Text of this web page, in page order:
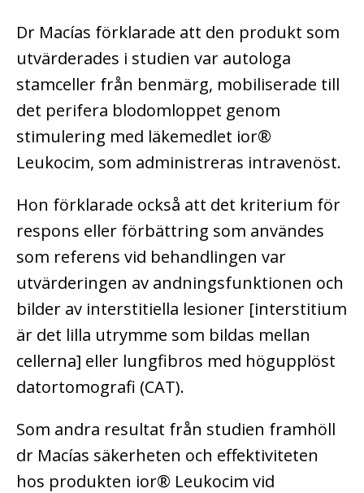
Dr Macías förklarade att den produkt som
utvärderades i studien var autologa
stamceller från benmärg, mobiliserade till
det perifera blodomloppet genom
stimulering med läkemedlet ior®
Leukocim, som administreras intravenöst.
Hon förklarade också att det kriterium för
respons eller förbättring som användes
som referens vid behandlingen var
utvärderingen av andningsfunktionen och
bilder av interstitiella lesioner [interstitium
är det lilla utrymme som bildas mellan
cellerna] eller lungfibros med högupplöst
datortomografi (CAT).
Som andra resultat från studien framhöll
dr Macías säkerheten och effektiviteten
hos produkten ior® Leukocim vid